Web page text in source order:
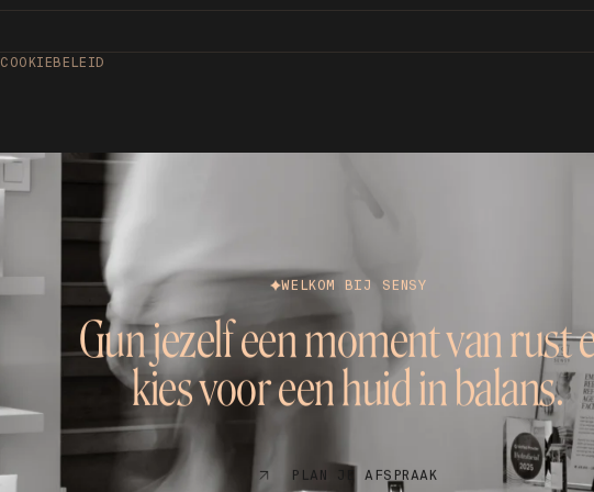
COOKIEBELEID
WELKOM BIJ SENSY
Gun jezelf een moment van rust
kies voor een huid in balans.
PLAN JE AFSPRAAK